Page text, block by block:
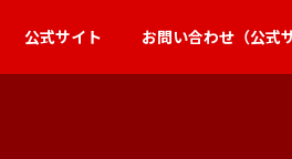
公式サイト お問い合わせ（公式